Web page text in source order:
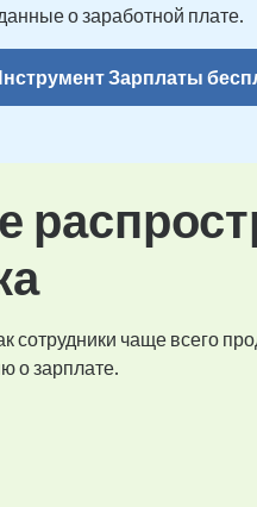
о заработной плате.
Зарплаты
сотрудники чаще всего
о зарплате.